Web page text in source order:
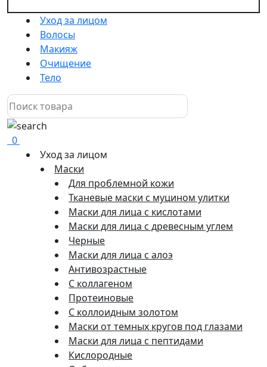
Уход за лицом
Волосы
Макияж
Очищение
Тело
0
Уход за лицом
Маски
Для проблемной кожи
Тканевые маски с муцином улитки
Маски для лица с кислотами
Маски для лица с древесным углем
Черные
Маски для лица с алоэ
Антивозрастные
С коллагеном
Протеиновые
С коллоидным золотом
Маски от темных кругов под глазами
Маски для лица с пептидами
Кислородные